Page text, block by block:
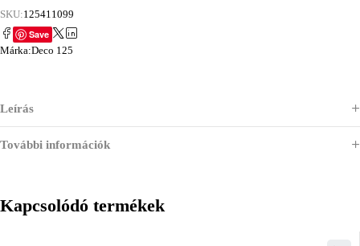
SKU:125411099
Save
Márka:Deco 125
Leírás
További információk
Kapcsolódó termékek